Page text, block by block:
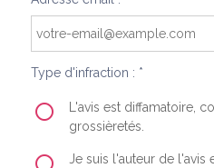
Type d'infraction : *
L'avis est diffamatoire,
grossièretés.
Je suis l'auteur de l'avis